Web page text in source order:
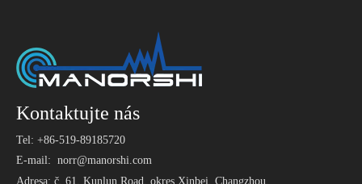
Kontaktujte nás
Tel: +86-519-89185720
E-mail: norr@manorshi.com
Adresa: č. 61. Kunlun Road, okres Xinbei, Changzhou,